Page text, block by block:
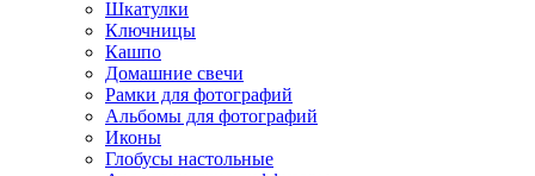
Шкатулки
Ключницы
Кашпо
Домашние свечи
Рамки для фотографий
Альбомы для фотографий
Иконы
Глобусы настольные